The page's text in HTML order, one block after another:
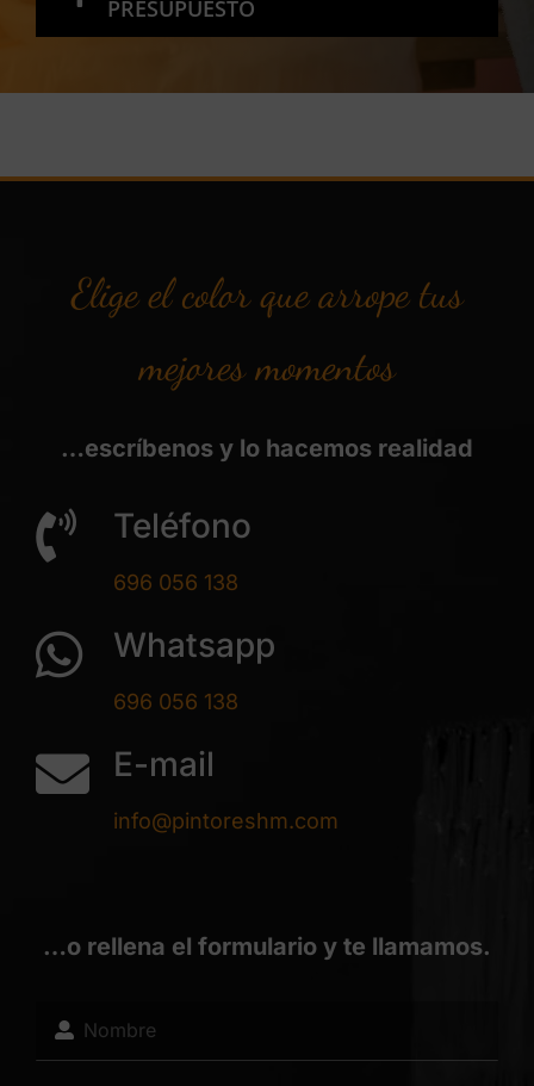
PRESUPUESTO
Elige el color que arrope tus
mejores momentos
…escríbenos y lo hacemos realidad
Teléfono
696 056 138
Whatsapp
696 056 138
E-mail
info@pintoreshm.com
…o rellena el formulario y te llamamos.